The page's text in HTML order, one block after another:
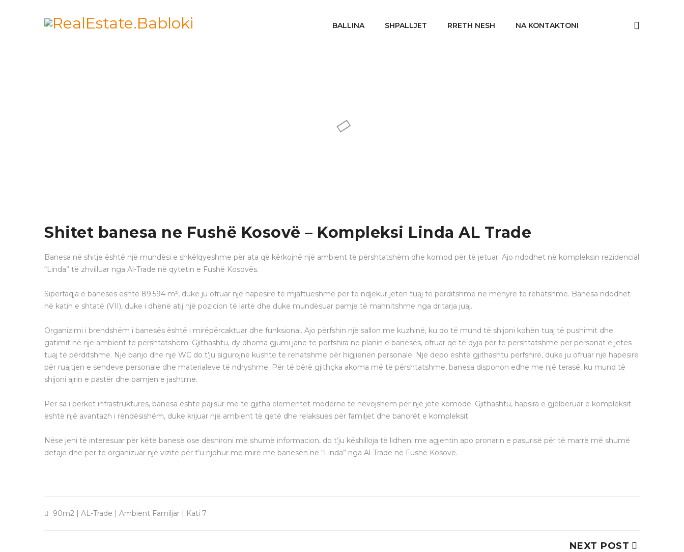
BALLINA SHPALLJET RRETH NESH NA KONTAKTONI
Shitet banesa ne Fushë Kosovë – Kompleksi Linda AL Trade
Banesa në shitje është një mundësi e shkëlqyeshme për ata që kërkojnë një ambient të përshtatshëm dhe komod për të jetuar. Ajo ndodhet në kompleksin rezidencial
“Linda” të zhvilluar nga Al-Trade në qytetin e Fushë Kosovës.
Sipërfaqja e banesës është 89.594 m², duke ju ofruar një hapësirë të mjaftueshme për të ndjekur jetën tuaj të përditshme në mënyrë të rehatshme. Banesa ndodhet
në katin e shtatë (VII), duke i dhënë atij një pozicion të lartë dhe duke mundësuar pamje të mahnitshme nga dritarja juaj.
Organizimi i brendshëm i banesës është i mirëpërcaktuar dhe funksional. Ajo përfshin një sallon me kuzhinë, ku do të mund të shijoni kohën tuaj të pushimit dhe
gatimit në një ambient të përshtatshëm. Gjithashtu, dy dhoma gjumi janë të përfshira në planin e banesës, ofruar që të dyja për të përshtatshme për personat e jetës
tuaj të përditshme. Një banjo dhe një WC do t’ju sigurojnë kushte të rehatshme për higjienën personale. Një depo është gjithashtu përfshirë, duke ju ofruar një hapësirë
për ruajtjen e sendeve personale dhe materialeve të ndryshme. Për të bërë gjithçka akoma më të përshtatshme, banesa disponon edhe me një terasë, ku mund të
shijoni ajrin e pastër dhe pamjen e jashtme.
Për sa i përket infrastrukturës, banesa është pajisur me të gjitha elementët moderne të nevojshëm për një jetë komode. Gjithashtu, hapsira e gjelbëruar e kompleksit
është një avantazh i rëndësishëm, duke krijuar një ambient të qetë dhe relaksues për familjet dhe banorët e kompleksit.
Nëse jeni të interesuar për këtë banesë ose dëshironi më shumë informacion, do t’ju këshilloja të lidheni me agjentin apo pronarin e pasurisë për të marrë më shumë
detaje dhe për të organizuar një vizitë për t’u njohur më mirë me banesën në “Linda” nga Al-Trade në Fushë Kosovë.
90m2 | AL-Trade | Ambient Familjar | Kati 7
NEXT POST